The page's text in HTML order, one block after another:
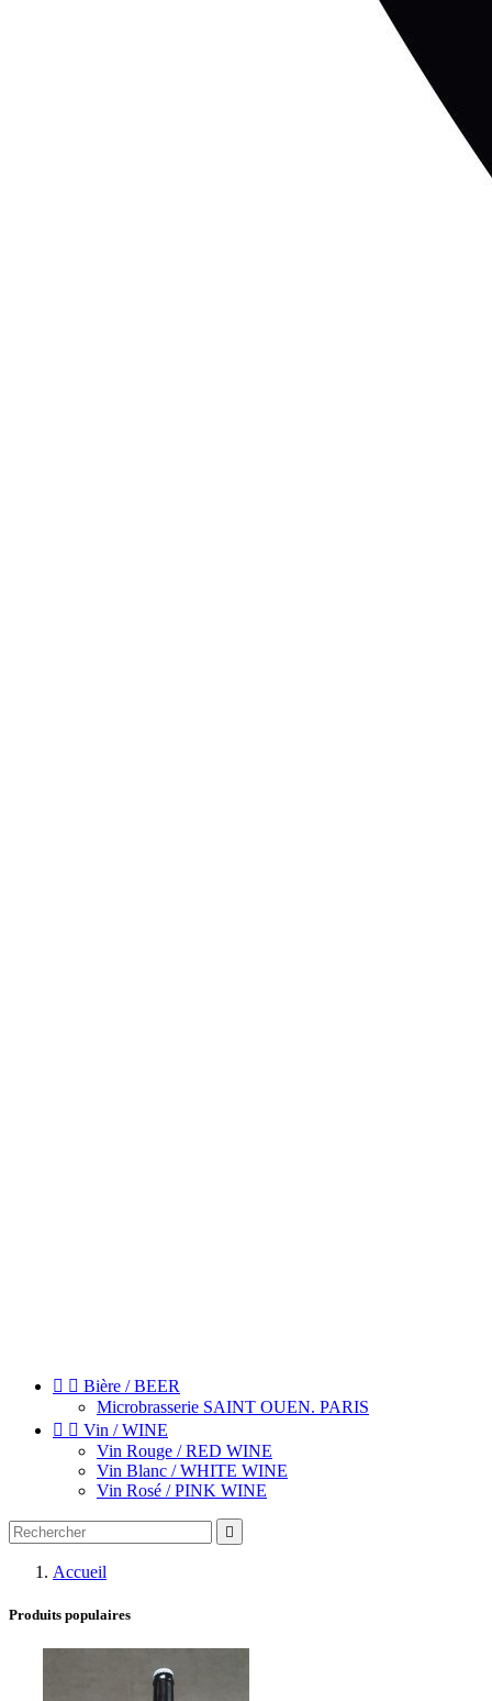
  Bière / BEER
Microbrasserie SAINT OUEN. PARIS
  Vin / WINE
Vin Rouge / RED WINE
Vin Blanc / WHITE WINE
Vin Rosé / PINK WINE

Accueil
Produits populaires